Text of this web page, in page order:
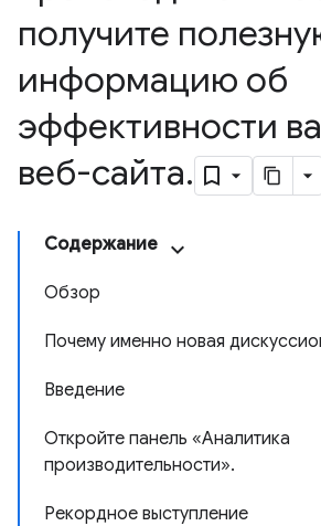
получите
информацию об
эффективности
веб-сайта.
Содержание
Обзор
Почему именно новая
Введение
Откройте панель «Аналитика
производительности».
Рекордное выступление